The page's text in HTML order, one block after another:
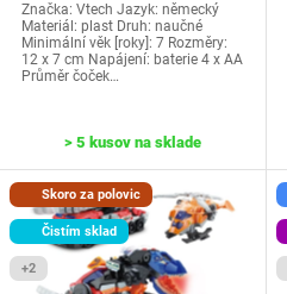
Značka: Vtech Jazyk: německý
Materiál: plast Druh: naučné
Minimální věk [roky]: 7 Rozměry:
12 x 7 cm Napájení: baterie 4 x AA
Průměr čoček…
> 5 kusov na sklade
Skoro za polovic
Čistím sklad
+2